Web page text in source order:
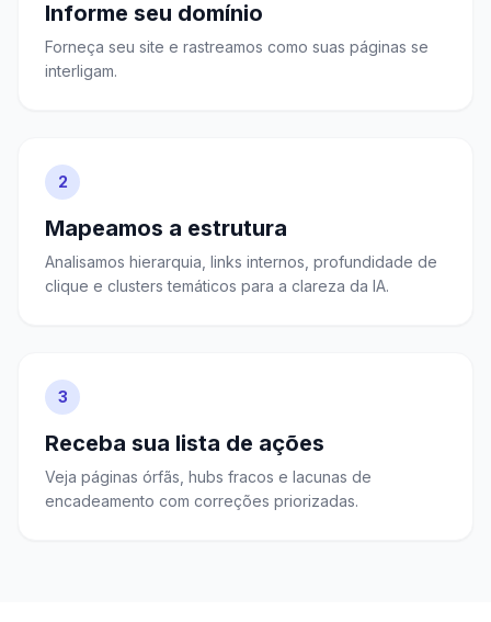
Informe seu domínio
Forneça seu site e rastreamos como suas páginas se
interligam.
2
Mapeamos a estrutura
Analisamos hierarquia, links internos, profundidade de
clique e clusters temáticos para a clareza da IA.
3
Receba sua lista de ações
Veja páginas órfãs, hubs fracos e lacunas de
encadeamento com correções priorizadas.